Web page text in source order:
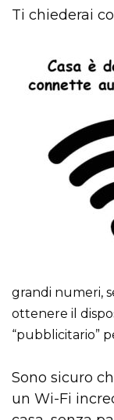
Ti chiederai
grandi numeri,
ottenere il
“pubblicitario”
Sono sicuro
un Wi-Fi